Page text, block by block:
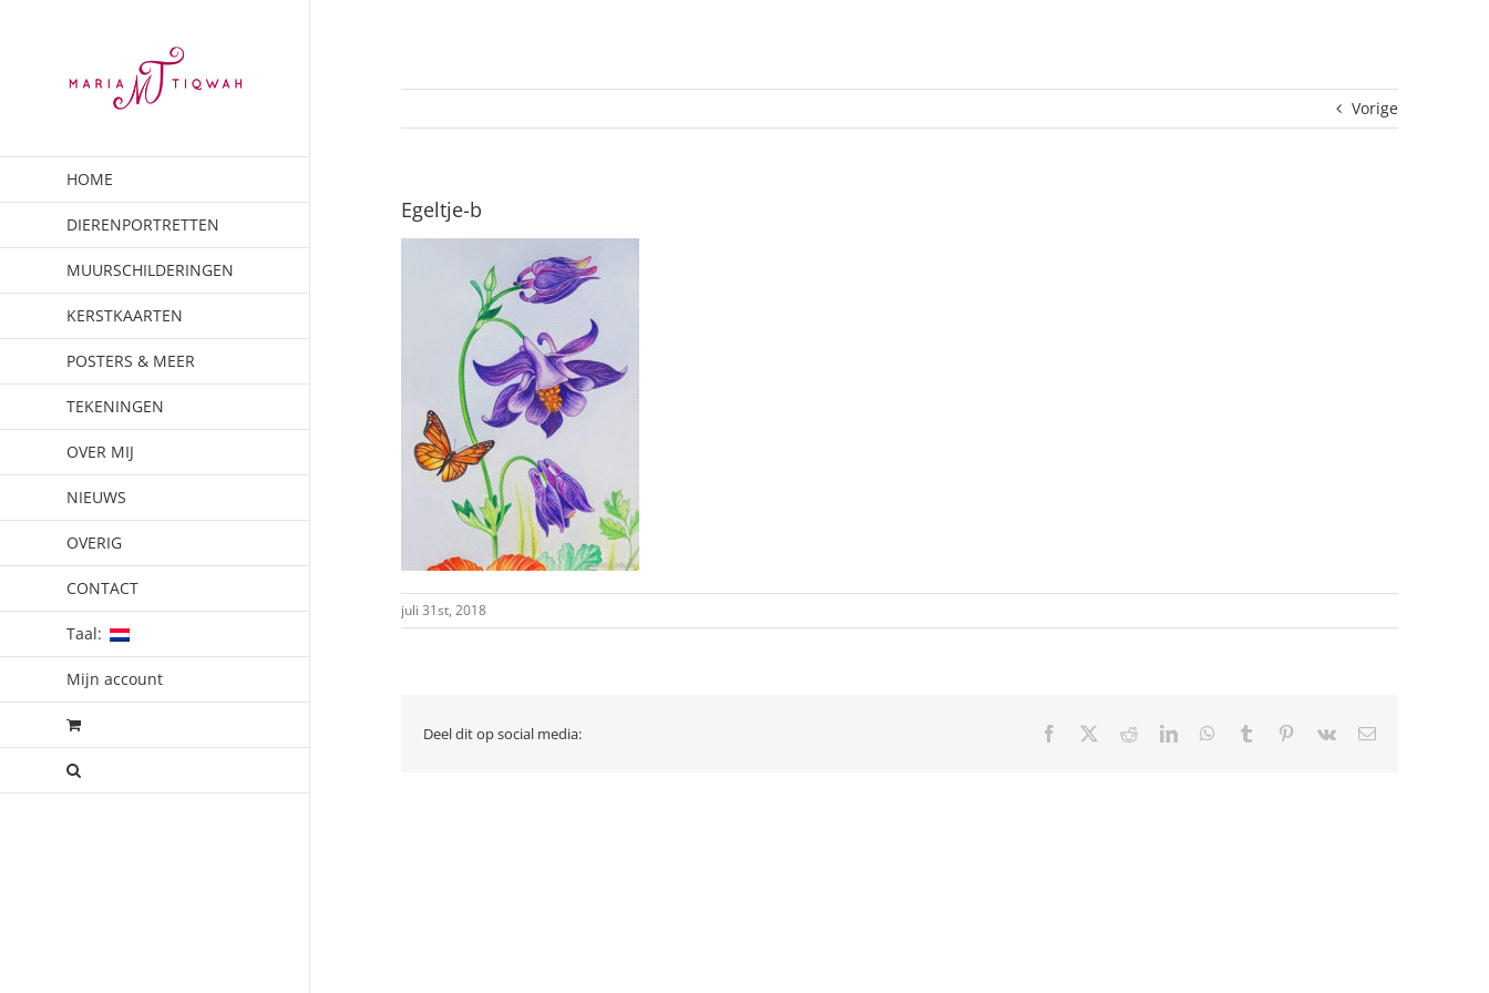
HOME
DIERENPORTRETTEN
MUURSCHILDERINGEN
KERSTKAARTEN
POSTERS & MEER
TEKENINGEN
OVER MIJ
NIEUWS
OVERIG
CONTACT
Taal:
Mijn account
Vorige
Egeltje-b
juli 31st, 2018
Deel dit op social media: Facebook RedditLinkedInWhatsApp
Tumblr Pinterest
Vk
E-